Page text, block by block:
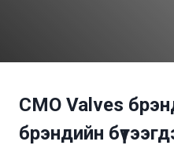
CMO Valves
брэндийн